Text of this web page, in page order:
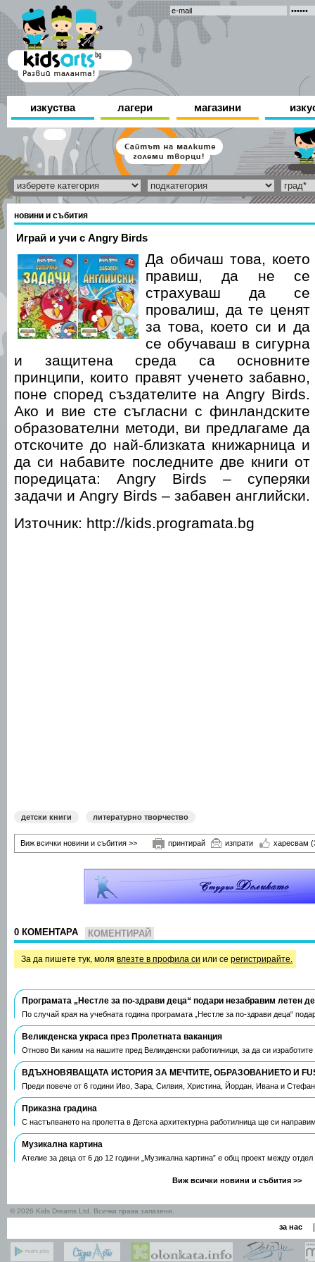
изкуства лагери магазини
новини и събития
Играй и учи с Angry Birds
Да обичаш това, което
правиш, да не се
страхуваш да се
провалиш, да те ценят
за това, което си и да
се обучаваш в сигурна
и защитена среда са основните
принципи, които правят ученето забавно,
поне според създателите на Angry Birds.
Ако и вие сте съгласни с финландските
образователни методи, ви предлагаме да
отскочите до най-близката книжарница и
да си набавите последните две книги от
поредицата: Angry Birds – суперяки
задачи и Angry Birds – забавен английски.
Източник: http://kids.programata.bg
детски книги литературно творчество
Виж всички новини и събития >> принтирай изпрати харесвам
0 КОМЕНТАРА КОМЕНТИРАЙ
За да пишете тук, моля влезте в профила си или се регистрирайте.
Програмата „Нестле за по-здрави деца“ подари незабравим летен
По случай края на учебната година програмата „Нестле за по-здрави деца“
Великденска украса през Пролетната ваканция
Отново Ви каним на нашите пред Великденски работилници, за да си
ВДЪХНОВЯВАЩАТА ИСТОРИЯ ЗА МЕЧТИТЕ, ОБРАЗОВАНИЕТО И
Преди повече от 6 години Иво, Зара, Силвия, Христина, Йордан, Ивана и
Приказна градина
С настъпването на пролетта в Детска архитектурна работилница ще си
Музикална картина
Ателие за деца от 6 до 12 години „Музикална картина” е общ проект между отдел
Виж всички новини и събития >>
© 2026 Kids Dreams Ltd. Всички права запазени.
за нас